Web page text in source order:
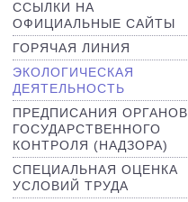
ССЫЛКИ НА
ОФИЦИАЛЬНЫЕ САЙТЫ
ГОРЯЧАЯ ЛИНИЯ
ЭКОЛОГИЧЕСКАЯ
ДЕЯТЕЛЬНОСТЬ
ПРЕДПИСАНИЯ ОРГАНОВ
ГОСУДАРСТВЕННОГО
КОНТРОЛЯ (НАДЗОРА)
СПЕЦИАЛЬНАЯ ОЦЕНКА
УСЛОВИЙ ТРУДА